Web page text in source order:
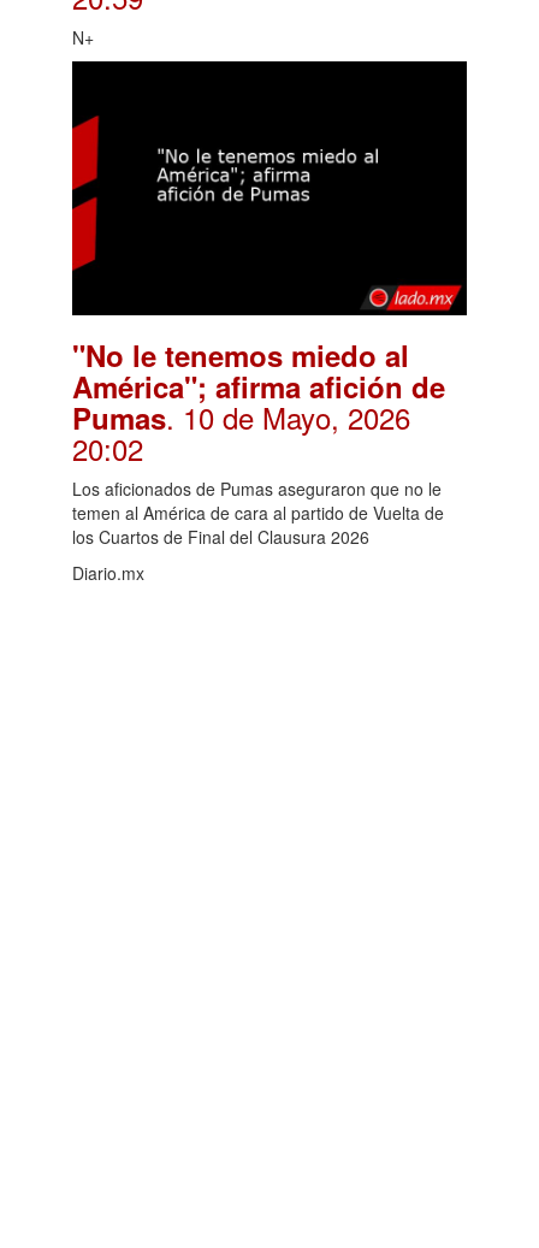
N+
"No le tenemos miedo al
América"; afirma afición de
Pumas. 10 de Mayo, 2026
20:02
Los aficionados de Pumas aseguraron que no le
temen al América de cara al partido de Vuelta de
los Cuartos de Final del Clausura 2026
Diario.mx